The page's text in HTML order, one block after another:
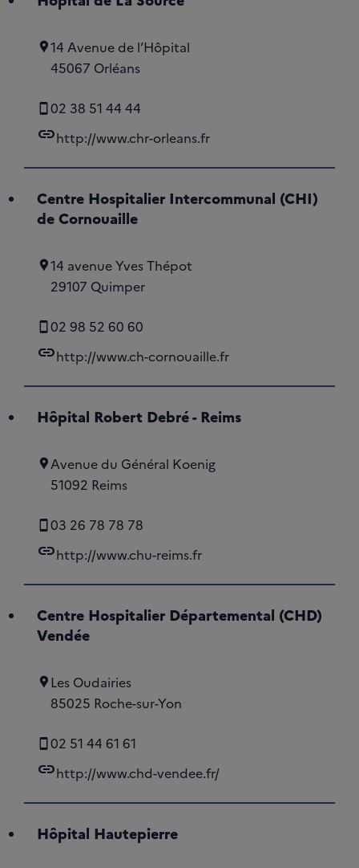
14 Avenue de l’Hôpital
45067 Orléans
02 38 51 44 44
linkhttp://www.chr-orleans.fr
Centre Hospitalier Intercommunal (CHI)
de Cornouaille
14 avenue Yves Thépot
29107 Quimper
02 98 52 60 60
linkhttp://www.ch-cornouaille.fr
Hôpital Robert Debré - Reims
Avenue du Général Koenig
51092 Reims
03 26 78 78 78
linkhttp://www.chu-reims.fr
Centre Hospitalier Départemental (CHD)
Vendée
Les Oudairies
85025 Roche-sur-Yon
02 51 44 61 61
linkhttp://www.chd-vendee.fr/
Hôpital Hautepierre